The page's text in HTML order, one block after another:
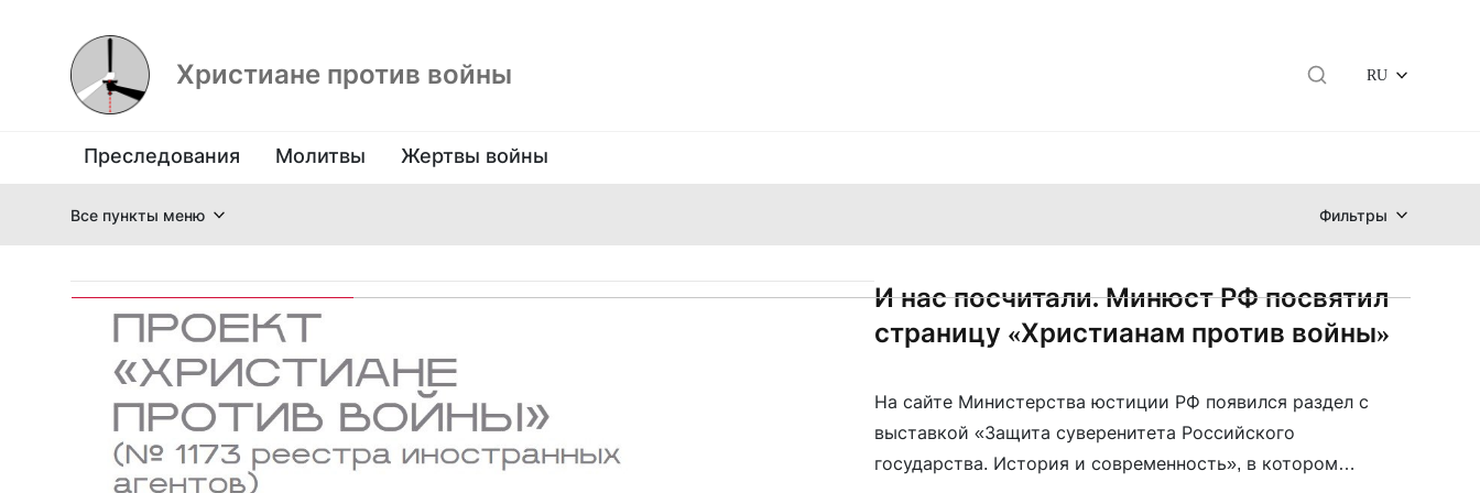
Христиане против войны RU
Преследования Молитвы Жертвы войны
Все пункты меню Фильтры
И нас посчитали. Минюст РФ посвятил
страницу «Христианам против войны»
На сайте Министерства юстиции РФ появился раздел с
выставкой «Защита суверенитета Российского
государства. История и современность», в котором